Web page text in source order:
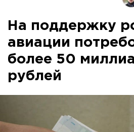
На поддержку
авиации
более 50
рублей